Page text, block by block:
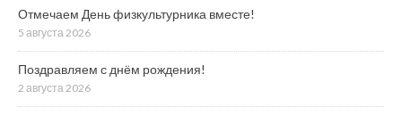
Отмечаем День физкультурника вместе!
5 августа 2026
Поздравляем с днём рождения!
2 августа 2026